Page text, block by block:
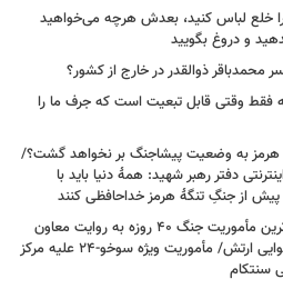
خلع لباس کنید، بعدش هرچه می‌خواهید
و دروغ بگویید
محمدباقر ذوالقدر در خارج از کشور؟
فقط وقتی قابل تبعیت است که جرف ما را
هرمز به وضعیت پیشاجنگ بر نخواهد گشت؟/
دفتر رهبر شهید: همۀ دنیا باید با
از جنگِ تنگۀ هرمز خداحافظی کنند
خطرناک‌ترین مأموریت جنگ ۴۰ روزه به روایت معاون
نیروی هوایی ارتش/ مأموریت ویژه سوخو-۲۴ علیه مرکز
سنتکام